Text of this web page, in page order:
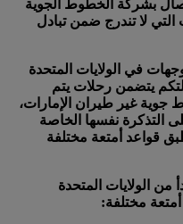
بشركة الخطوط الجوية
التي لا تندرج ضمن تبادل
في الولايات المتحدة
يتضمن رحلات يتم
غير طيران الإمارات،
التذكرة نفسها الخاصة
قواعد أمتعة مختلفة
من الولايات المتحدة
أمتعة مختلفة: